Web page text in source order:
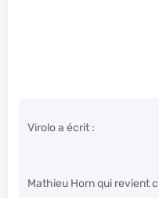
Virolo a écrit :
Mathieu Horn qui revient